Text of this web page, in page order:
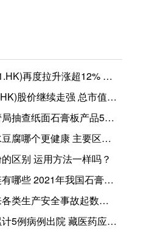
多牛科技(01961.HK)再度拉升涨超12% 总市值11.8亿港元
百济神州(6160.HK)股价继续走强 总市值1632.94亿港元
南昌市市场监管局抽查纸面石膏板产品5批次 企业合格率80%
石膏豆腐和卤水豆腐哪个更健康 主要区别在哪里？
区别 运用方法一样吗？
石膏行业产业链有哪些 2021年我国石膏行业市场现状分析
内蒙古：三年来各类生产安全事故起数和死亡人数同比下降
青海本轮疫情累计5例病例出院 藏医药应用疫情防控